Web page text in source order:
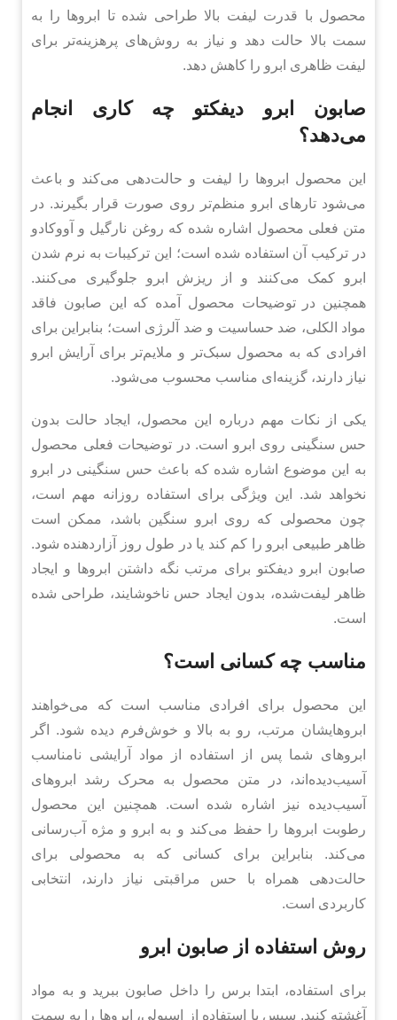
محصول با قدرت لیفت بالا طراحی شده تا ابروها را به
سمت بالا حالت دهد و نیاز به روش‌های پرهزینه‌تر برای
لیفت ظاهری ابرو را کاهش دهد.
صابون ابرو دیفکتو چه کاری انجام
می‌دهد؟
این محصول ابروها را لیفت و حالت‌دهی می‌کند و باعث
می‌شود تارهای ابرو منظم‌تر روی صورت قرار بگیرند. در
متن فعلی محصول اشاره شده که روغن نارگیل و آووکادو
در ترکیب آن استفاده شده است؛ این ترکیبات به نرم شدن
ابرو کمک می‌کنند و از ریزش ابرو جلوگیری می‌کنند.
همچنین در توضیحات محصول آمده که این صابون فاقد
مواد الکلی، ضد حساسیت و ضد آلرژی است؛ بنابراین برای
افرادی که به محصول سبک‌تر و ملایم‌تر برای آرایش ابرو
نیاز دارند، گزینه‌ای مناسب محسوب می‌شود.
یکی از نکات مهم درباره این محصول، ایجاد حالت بدون
حس سنگینی روی ابرو است. در توضیحات فعلی محصول
به این موضوع اشاره شده که باعث حس سنگینی در ابرو
نخواهد شد. این ویژگی برای استفاده روزانه مهم است،
چون محصولی که روی ابرو سنگین باشد، ممکن است
ظاهر طبیعی ابرو را کم کند یا در طول روز آزاردهنده شود.
صابون ابرو دیفکتو برای مرتب نگه داشتن ابروها و ایجاد
ظاهر لیفت‌شده، بدون ایجاد حس ناخوشایند، طراحی شده
است.
مناسب چه کسانی است؟
این محصول برای افرادی مناسب است که می‌خواهند
ابروهایشان مرتب، رو به بالا و خوش‌فرم دیده شود. اگر
ابروهای شما پس از استفاده از مواد آرایشی نامناسب
آسیب‌دیده‌اند، در متن محصول به محرک رشد ابروهای
آسیب‌دیده نیز اشاره شده است. همچنین این محصول
رطوبت ابروها را حفظ می‌کند و به ابرو و مژه آب‌رسانی
می‌کند. بنابراین برای کسانی که به محصولی برای
حالت‌دهی همراه با حس مراقبتی نیاز دارند، انتخابی
کاربردی است.
روش استفاده از صابون ابرو
برای استفاده، ابتدا برس را داخل صابون ببرید و به مواد
آغشته کنید. سپس با استفاده از اسپولی، ابروها را به سمت